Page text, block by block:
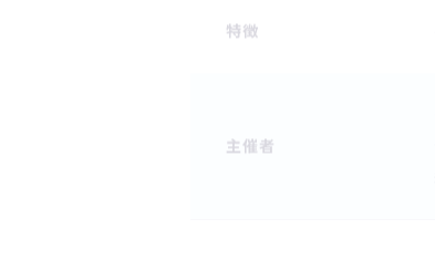
特徴
主催者